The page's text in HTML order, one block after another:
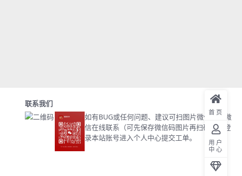
联系我们
如有BUG或任何问题、建议可扫图片微信码加微
信在线联系（可先保存微信码图片再扫码）或登
录本站账号进入个人中心提交工单。
首页
用户
中心